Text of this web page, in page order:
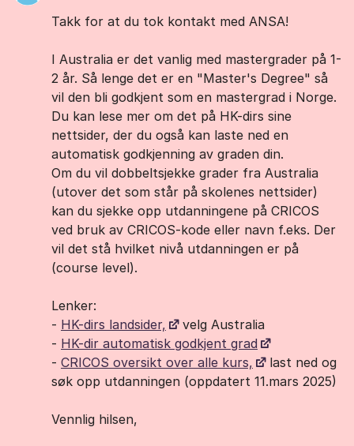
Takk for at du tok kontakt med ANSA!
I Australia er det vanlig med mastergrader på 1-
2 år. Så lenge det er en "Master's Degree" så
vil den bli godkjent som en mastergrad i Norge.
Du kan lese mer om det på HK-dirs sine
nettsider, der du også kan laste ned en
automatisk godkjenning av graden din.
Om du vil dobbeltsjekke grader fra Australia
(utover det som står på skolenes nettsider)
kan du sjekke opp utdanningene på CRICOS
ved bruk av CRICOS-kode eller navn f.eks. Der
vil det stå hvilket nivå utdanningen er på
(course level).
Lenker:
- HK-dirs landsider,
velg Australia
- HK-dir automatisk godkjent grad
- CRICOS oversikt over alle kurs,
last ned og
søk opp utdanningen (oppdatert 11.mars 2025)
Vennlig hilsen,